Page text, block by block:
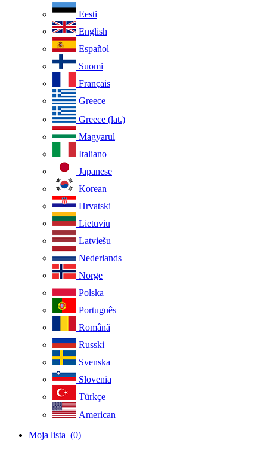
Eesti
English
Español
Suomi
Français
Greece
Greece (lat.)
Magyarul
Italiano
Japanese
Korean
Hrvatski
Lietuviu
Latviešu
Nederlands
Norge
Polska
Português
Românã
Russki
Svenska
Slovenia
Türkçe
American
Moja lista (0)